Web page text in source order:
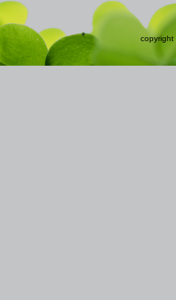
copyright